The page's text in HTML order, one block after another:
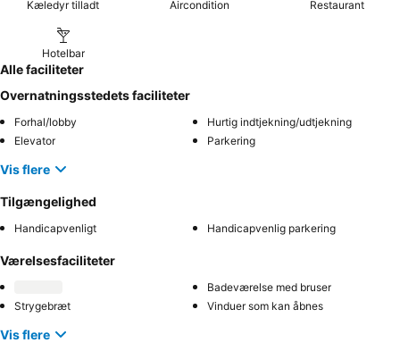
Kæledyr tilladt Aircondition Restaurant
Hotelbar
Alle faciliteter
Overnatningsstedets faciliteter
Forhal/lobby
Hurtig indtjekning/udtjekning
Elevator
Parkering
Vis flere
Tilgængelighed
Handicapvenligt Handicapvenlig parkering
Værelsesfaciliteter
Badeværelse med bruser
Strygebræt
Vinduer som kan åbnes
Vis flere